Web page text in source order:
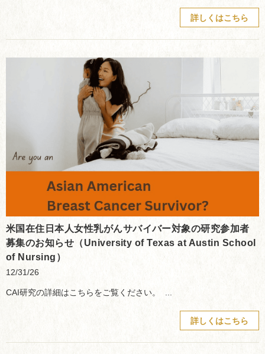
詳しくはこちら
米国在住日本人女性乳がんサバイバー対象の研究参加者
募集のお知らせ（University of Texas at Austin School
of Nursing）
12/31/26
CAI研究の詳細はこちらをご覧ください。 ...
詳しくはこちら